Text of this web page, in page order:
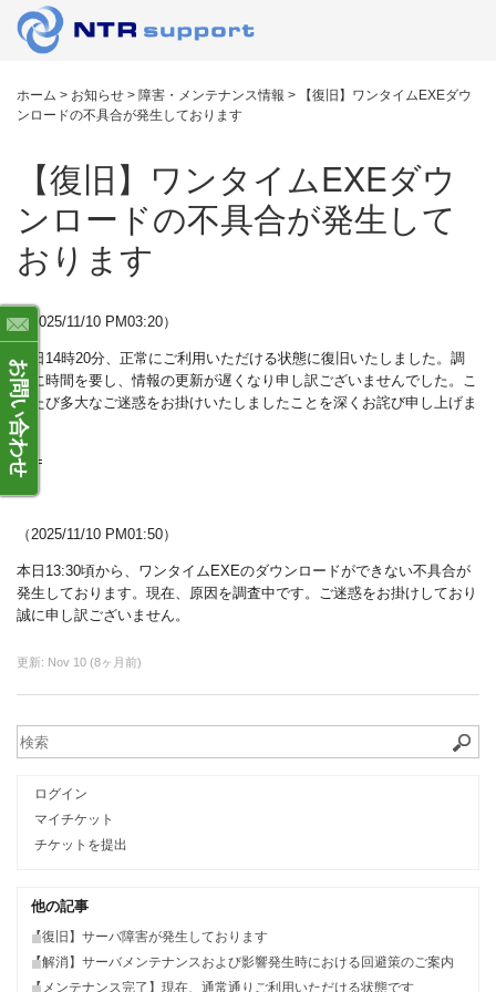
ホーム > お知らせ > 障害・メンテナンス情報 >
【復旧】ワンタイムEXEダウ
ンロードの不具合が発生しております
【復旧】ワンタイムEXEダウ
ンロードの不具合が発生して
おります
（2025/11/10 PM03:20）
本日14時20分、正常にご利用いただける状態に復旧いたしました。調
査に時間を要し、情報の更新が遅くなり申し訳ございませんでした。こ
のたび多大なご迷惑をお掛けいたしましたことを深くお詫び申し上げま
す。
===
（2025/11/10 PM01:50）
本日13:30頃から、ワンタイムEXEのダウンロードができない不具合が
発生しております。現在、原因を調査中です。ご迷惑をお掛けしており
誠に申し訳ございません。
更新: Nov 10 (8ヶ月前)
ログイン
マイチケット
チケットを提出
他の記事
【復旧】サーバ障害が発生しております
【解消】サーバメンテナンスおよび影響発生時における回避策のご案内
【メンテナンス完了】現在、通常通りご利用いただける状態です
お問い合わせ